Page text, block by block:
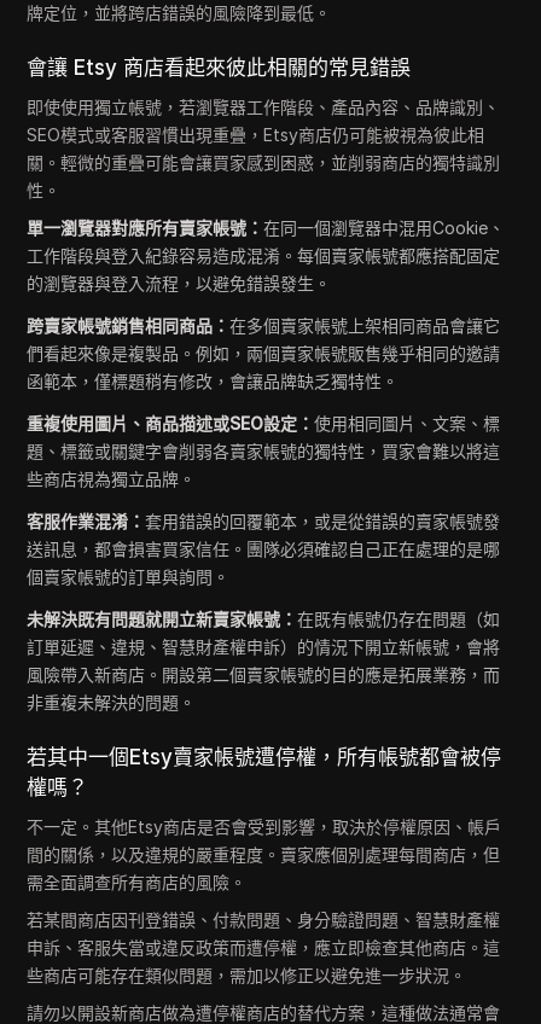
牌定位，並將跨店錯誤的風險降到最低。
會讓 Etsy 商店看起來彼此相關的常見錯誤
即使使用獨立帳號，若瀏覽器工作階段、產品內容、品牌識別、
SEO模式或客服習慣出現重疊，Etsy商店仍可能被視為彼此相
關。輕微的重疊可能會讓買家感到困惑，並削弱商店的獨特識別
性。
單一瀏覽器對應所有賣家帳號：在同一個瀏覽器中混用Cookie、
工作階段與登入紀錄容易造成混淆。每個賣家帳號都應搭配固定
的瀏覽器與登入流程，以避免錯誤發生。
跨賣家帳號銷售相同商品：在多個賣家帳號上架相同商品會讓它
們看起來像是複製品。例如，兩個賣家帳號販售幾乎相同的邀請
函範本，僅標題稍有修改，會讓品牌缺乏獨特性。
重複使用圖片、商品描述或SEO設定：使用相同圖片、文案、標
題、標籤或關鍵字會削弱各賣家帳號的獨特性，買家會難以將這
些商店視為獨立品牌。
客服作業混淆：套用錯誤的回覆範本，或是從錯誤的賣家帳號發
送訊息，都會損害買家信任。團隊必須確認自己正在處理的是哪
個賣家帳號的訂單與詢問。
未解決既有問題就開立新賣家帳號：在既有帳號仍存在問題（如
訂單延遲、違規、智慧財產權申訴）的情況下開立新帳號，會將
風險帶入新商店。開設第二個賣家帳號的目的應是拓展業務，而
非重複未解決的問題。
若其中一個Etsy賣家帳號遭停權，所有帳號都會被停
權嗎？
不一定。其他Etsy商店是否會受到影響，取決於停權原因、帳戶
間的關係，以及違規的嚴重程度。賣家應個別處理每間商店，但
需全面調查所有商店的風險。
若某間商店因刊登錯誤、付款問題、身分驗證問題、智慧財產權
申訴、客服失當或違反政策而遭停權，應立即檢查其他商店。這
些商店可能存在類似問題，需加以修正以避免進一步狀況。
請勿以開設新商店做為遭停權商店的替代方案，這種做法通常會